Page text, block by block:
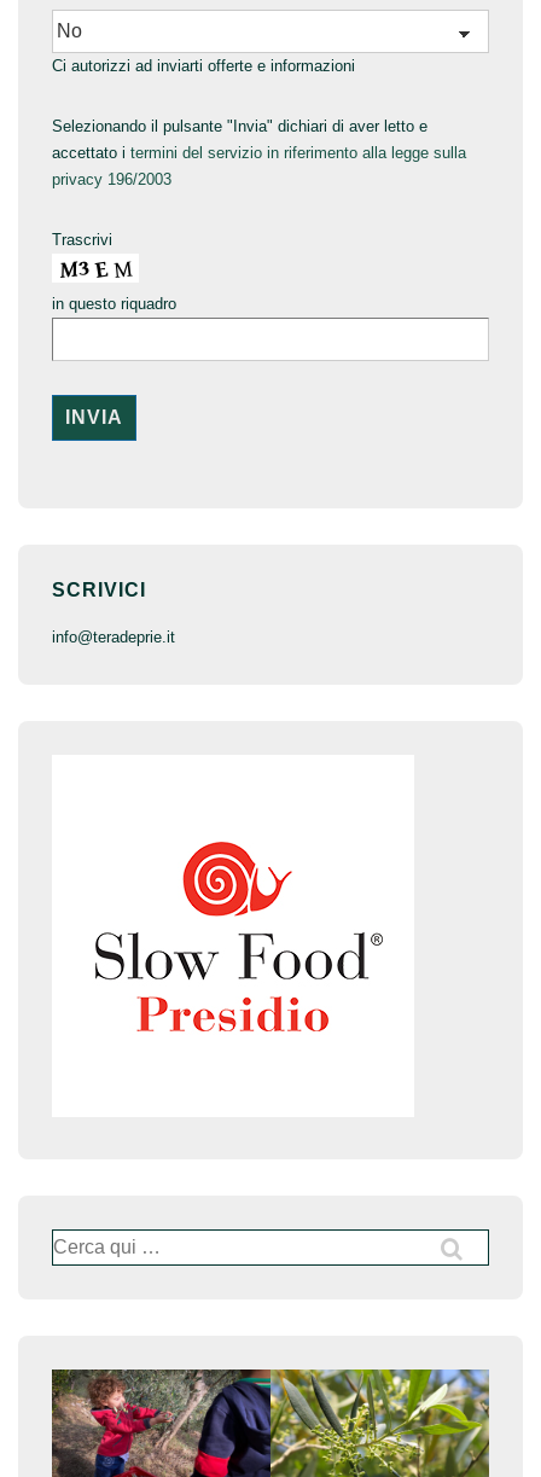
Ci autorizzi ad inviarti offerte e informazioni
Selezionando il pulsante "Invia" dichiari di aver letto e
accettato i termini del servizio in riferimento alla legge sulla
privacy 196/2003
Trascrivi
in questo riquadro
SCRIVICI
info@teradeprie.it
Cerca: